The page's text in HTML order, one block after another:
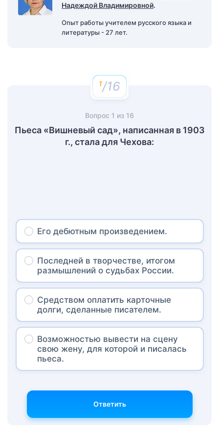
Надеждой Владимировной.
Опыт работы учителем русского языка и
литературы - 27 лет.
/16
Вопрос 1 из 16
Пьеса «Вишневый сад», написанная в 1903
г., стала для Чехова:
Его дебютным произведением.
Последней в творчестве, итогом
размышлений о судьбах России.
Средством оплатить карточные
долги, сделанные писателем.
Возможностью вывести на сцену
свою жену, для которой и писалась
пьеса.
Ответить